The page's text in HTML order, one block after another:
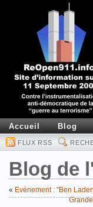
Accueil Blog
FLUX RSS
Blog de
« Evénement : "Ben